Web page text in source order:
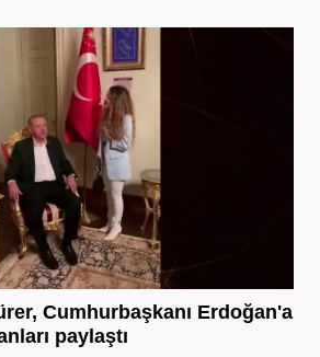
Cumhurbaşkanı Erdoğan'a
paylaştı